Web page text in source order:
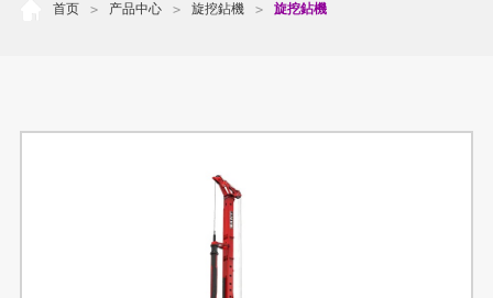
首页 > 产品中心 > 旋挖鉆機 > 旋挖鉆機